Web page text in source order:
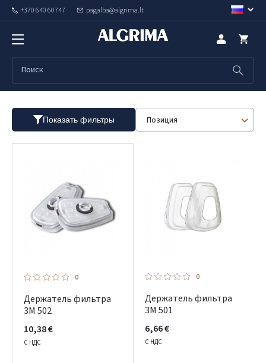
+370 640 60747 pagalba@algrima.lt
Показать фильтры Позиция
0
Держатель фильтра
3M 502
10,38 €
С НДС
0
Держатель фильтра
3M 501
6,66 €
С НДС